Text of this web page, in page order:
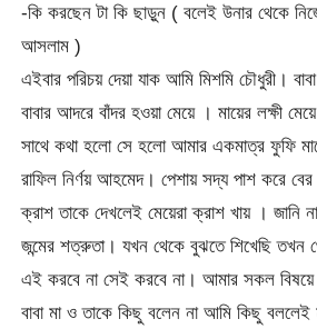
-কি করছেন টা কি ছাড়ুন ( বলেই উনার থেকে
আসলাম )
এইবার পরিচয় দেয়া যাক আমি মিশমি চৌধুরী।
বাবার আদরে বাঁদর হওয়া মেয়ে । মায়ের লক্ষী
সাথে কথা হলো সে হলো আমার একমাত্র ফুফি
রাফিল নির্ণয় আহমেদ। পেশায় সদ্য পাশ করে
ক্রাশ তাকে দেখলেই মেয়েরা ক্রাশ খায় । জানি
জন্মের শত্রুতা। যখন থেকে বুঝতে শিখেছি তখন
এই করবে না সেই করবে না। আমার সকল বিষয়ে
বাবা মা ও তাকে কিছু বলেন না আমি কিছু